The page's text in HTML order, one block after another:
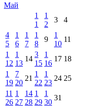
Май
1
1
1
2
3
4
4
5
1
6
1
7
1
8
9
1
10
11
1
12
1
13
14
3
15
1
16
17 18
1
19
7
20
21
1
22
1
23
24 25
11
26
1
27
14
28
1
29
1
30
31